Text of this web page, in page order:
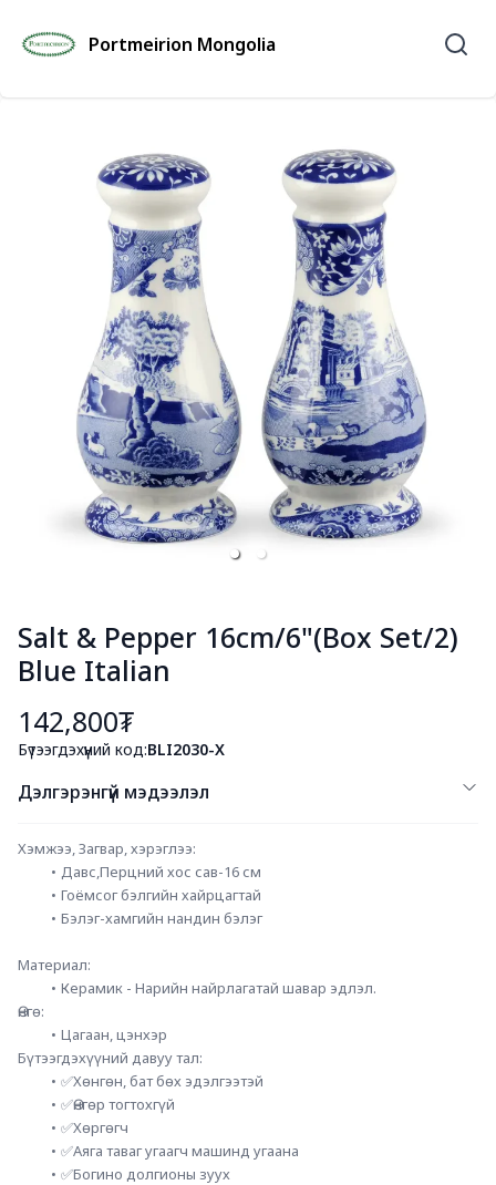
Portmeirion Mongolia
Salt & Pepper 16cm/6"(Box Set/2)
Blue Italian
142,800₮
Бүтээгдэхүүний код:BLI2030-X
Дэлгэрэнгүй мэдээлэл
Хэмжээ, Загвар, хэрэглээ:
Давс,Перцний хос сав-16 см
Гоёмсог бэлгийн хайрцагтай
Бэлэг-хамгийн нандин бэлэг
Материал:
Керамик - Нарийн найрлагатай шавар эдлэл.
Өнгө:
Цагаан, цэнхэр
Бүтээгдэхүүний давуу тал:
✅Хөнгөн, бат бөх эдэлгээтэй
✅Өнгөр тогтохгүй
✅Хөргөгч
✅Аяга таваг угаагч машинд угаана
✅Богино долгионы зуух